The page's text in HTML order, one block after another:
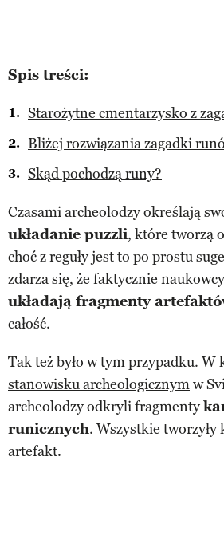
Spis treści:
Starożytne cmentarzysko z
Bliżej rozwiązania zagadki
Skąd pochodzą runy?
Czasami archeolodzy określają
układanie puzzli, które tworzą
choć z reguły jest to po prostu
zdarza się, że faktycznie
układają fragmenty
całość.
Tak też było w tym przypadku. W
stanowisku archeologicznymw
archeolodzy odkryli fragmenty
runicznych. Wszystkie tworzyły
artefakt.